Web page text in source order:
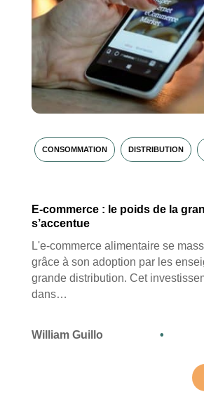
CONSOMMATION DISTRIBUTION
E-commerce : le poids de la
s’accentue
L'e-commerce alimentaire se
grâce à son adoption par les
grande distribution. Cet
dans…
William Guillo •